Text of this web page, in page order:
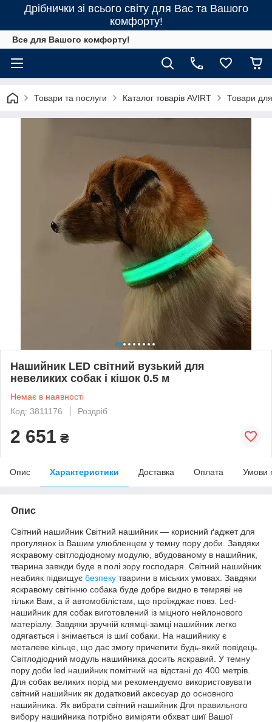
Дрібнички зі всього світу для Вас та Вашого
комфорту!
Все для Вашого комфорту!
Товари та послуги Каталог товарів AVIRT Товари
Нашийник LED світний вузький для
невеликих собак і кішок 0.5 м
Немає в наявності
Код: 3811176
Роздріб
2 651 ₴
Опис Характеристики Доставка Оплата Умови
Опис
Світний нашийник Світний нашийник — корисний ґаджет для
прогулянок із Вашим улюбленцем у темну пору доби. Завдяки
яскравому світлодіодному модулю, вбудованому в нашийник,
тварина завжди буде в полі зору господаря. Світний нашийник
неабияк підвищує безпеку тварини в міських умовах. Завдяки
яскравому світінню собака буде добре видно в темряві не
тільки Вам, а й автомобілістам, що проїжджає повз. Led-
нашийник для собак виготовлений із міцного нейлонового
матеріалу. Завдяки зручній клямці-замці нашийник легко
одягається і знімається із шиї собаки. На нашийнику є
металеве кільце, що дає змогу причепити будь-який повідець.
Світлодіодний модуль нашийника досить яскравий. У темну
пору доби led нашийник помітний на відстані до 400 метрів.
Для собак великих порід ми рекомендуємо використовувати
світний нашийник як додатковий аксесуар до основного
нашийника. Як вибрати світний нашийник Для правильного
вибору нашийника потрібно виміряти обхват шиї Вашої